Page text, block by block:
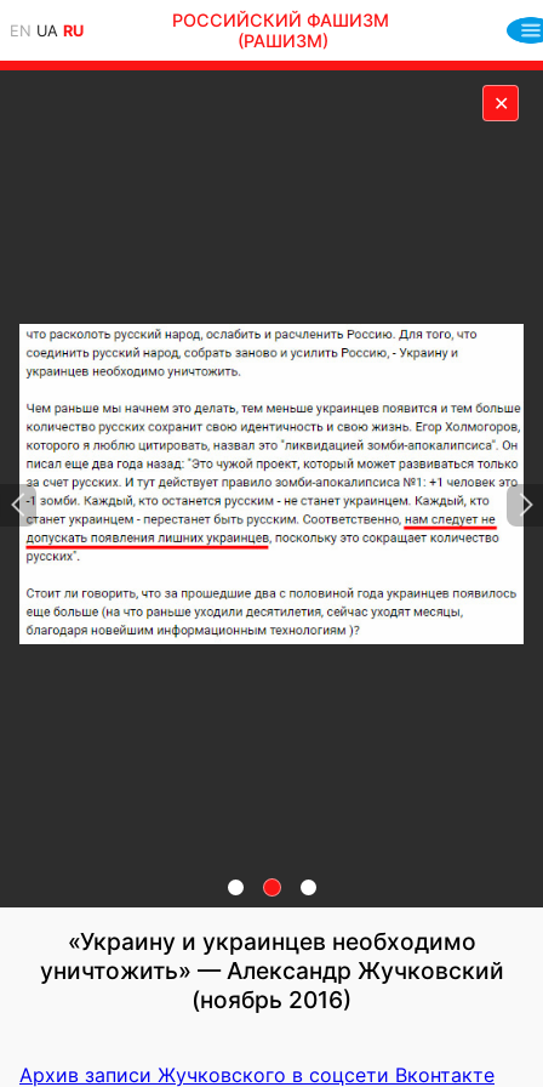
EN UA RU
РОССИЙСКИЙ ФАШИЗМ
(РАШИЗМ)
✕
«Украину и украинцев необходимо
уничтожить» — Александр Жучковский
(ноябрь 2016)
Архив записи Жучковского в соцсети Вконтакте